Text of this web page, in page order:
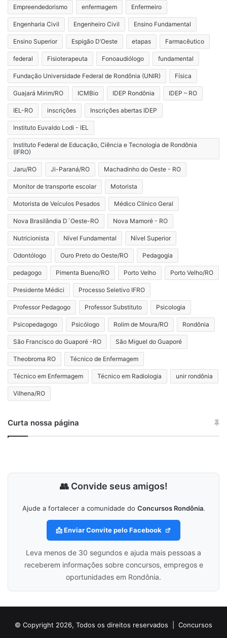
Empreendedorismo enfermagem Enfermeiro
Engenharia Civil Engenheiro Civil Ensino Fundamental
Ensino Superior Espigão D’Oeste etapas Farmacêutico
federal Fisioterapeuta Fonoaudiólogo fundamental
Fundação Universidade Federal de Rondônia (UNIR) Física
Guajará Mirim/RO ICMBio IDEP Rondônia IDEP – RO
IEL-RO inscrições Inscrições abertas IDEP
Instituto Euvaldo Lodi - IEL
Instituto Federal de Educação, Ciência e Tecnologia de Rondônia
(IFRO)
Jaru/RO Ji-Paraná/RO Machadinho do Oeste - RO
Monitor de transporte escolar Motorista
Motorista de Veículos Pesados Médico Clínico Geral
Nova Brasilândia D´Oeste-RO Nova Mamoré - RO
Nutricionista Nível Fundamental Nível Superior
Odontólogo Ouro Preto do Oeste/RO Pedagogia
pedagogo Pimenta Bueno/RO Porto Velho Porto Velho/RO
Presidente Médici Processo Seletivo IFRO
Professor Pedagogo Professor Substituto Psicologia
Psicopedagogo Psicólogo Rolim de Moura/RO Rondônia
São Francisco do Guaporé -RO São Miguel do Guaporé
Theobroma RO Técnico de Enfermagem
Técnico em Enfermagem Técnico em Radiologia unir rondônia
Vilhena/RO
Curta nossa página
👥 Convide seus amigos!
Ajude a fortalecer a comunidade do Concursos Rondônia.
📩 Enviar Convite pelo Facebook
Leva menos de 30 segundos e ajuda mais pessoas a
receberem informações sobre concursos, empregos e
oportunidades em Rondônia.
© Copyright 2026, Todos os direitos reservados | Concursos